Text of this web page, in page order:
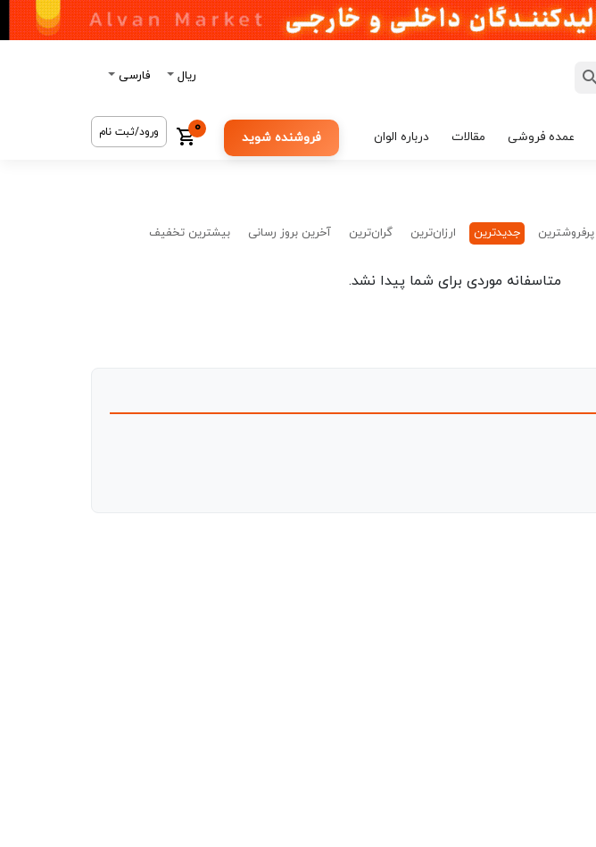
ریال فارسی
عمده فروشی مقالات درباره الوان فروشنده شوید
0 ورود/ثبت نام
پرفروشترین جدیدترین ارزان‌ترین گران‌ترین آخرین بروز رسانی بیشترین تخفیف
متاسفانه موردی برای شما پیدا نشد.